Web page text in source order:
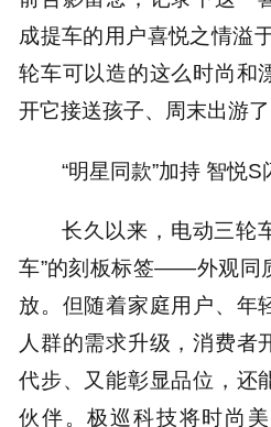
成提车的用户喜悦之情溢
轮车可以造的这么时尚和
开它接送孩子、周末出游了
“明星同款”加持 智悦
长久以来，电动三轮
车”的刻板标签——外观同
放。但随着家庭用户、年
人群的需求升级，消费者
代步、又能彰显品位，还
伙伴。极巡科技将时尚